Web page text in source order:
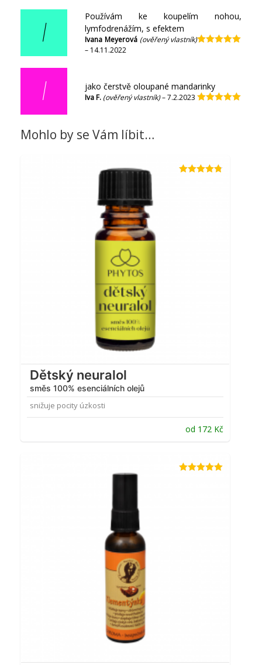
I
Používám ke koupelím nohou,
lymfodrenážím, s efektem
Ivana Meyerová (ověřený vlastník)
– 14.11.2022
I jako čerstvě oloupané mandarinky
Iva F. (ověřený vlastník)–7.2.2023
Mohlo by se Vám líbit…
Dětský neuralol
směs 100% esenciálních olejů
snižuje pocity úzkosti
od 172 Kč